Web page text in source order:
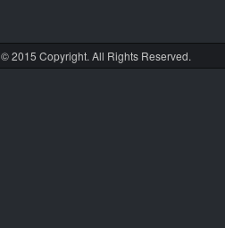
© 2015 Copyright. All Rights Reserved.